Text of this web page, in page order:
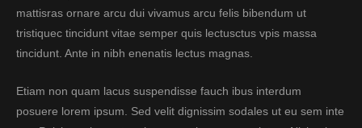
mattisras ornare arcu dui vivamus arcu felis bibendum ut
tristiquec tincidunt vitae semper quis lectusctus vpis massa
tincidunt. Ante in nibh enenatis lectus magnas.
Etiam non quam lacus suspendisse fauch ibus interdum
posuere lorem ipsum. Sed velit dignissim sodales ut eu sem inte